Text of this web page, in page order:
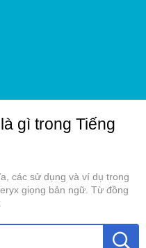
gì trong Tiếng
các sử dụng và ví dụ trong
giọng bản ngữ. Từ đồng